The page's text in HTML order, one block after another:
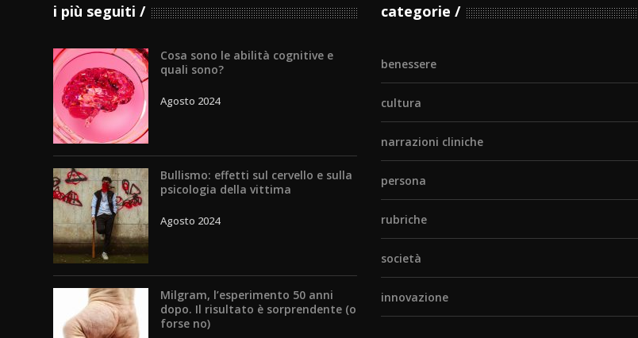
i più seguiti
Cosa sono le abilità cognitive e
quali sono?
Agosto 2024
Bullismo: effetti sul cervello e sulla
psicologia della vittima
Agosto 2024
Milgram, l’esperimento 50 anni
dopo. Il risultato è sorprendente (o
forse no)
categorie
benessere
cultura
narrazioni cliniche
persona
rubriche
società
innovazione